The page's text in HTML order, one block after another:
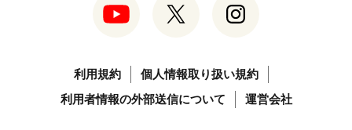
利用規約
個人情報取り扱い規約
利用者情報の外部送信について
運営会社